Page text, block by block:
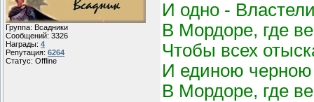
Группа: Всадники
Сообщений: 3326
Награды: 4
Репутация: 6264
Статус: Offline
И одно -
В Мордоре, где
Чтобы всех
И единою черною
В Мордоре, где